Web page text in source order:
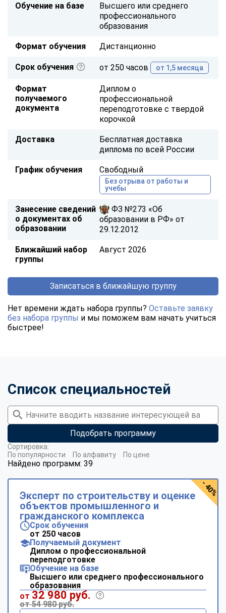
Обучение на базе
Высшего или среднего
профессионального
образования
Формат обучения Дистанционно
Срок обучения от 250 часов от 1,5 месяца
Формат
получаемого
документа
Диплом о
профессиональной
переподготовке с твердой
корочкой
Доставка
Бесплатная доставка
диплома по всей России
График обучения Свободный
Без отрыва от работы и
учебы
Занесение сведений
о документах об
образовании
ФЗ №273 «Об
образовании в РФ» от
29.12.2012
Ближайший набор
группы
Август 2026
Записаться в ближайшую группу
Нет времени ждать набора группы? Оставьте заявку
без набора группы и мы поможем вам начать учиться
быстрее!
Список специальностей
Подобрать программу
Найдено программ: 39
Сортировка:
По популярности
По алфавиту По цене
Эксперт по строительству и оценке
объектов промышленного и
гражданского комплекса
Срок обучения
от 250 часов
Получаемый документ
Диплом о профессиональной
переподготовке
Обучение на базе
Высшего или среднего профессионального
образования
от 32 980 руб.
от 54 980 руб.
- 40%